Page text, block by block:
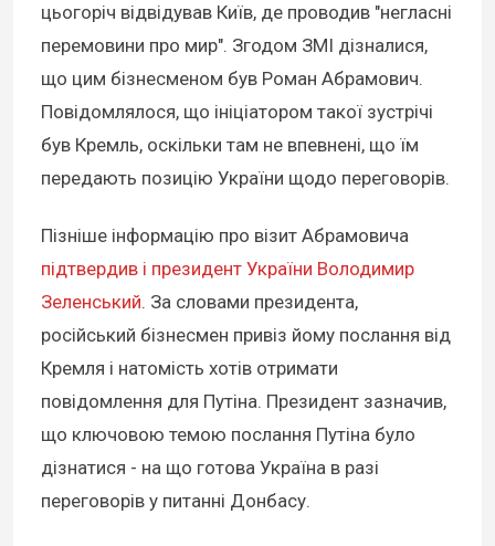
цьогоріч відвідував Київ, де проводив "негласні
перемовини про мир". Згодом ЗМІ дізналися,
що цим бізнесменом був Роман Абрамович.
Повідомлялося, що ініціатором такої зустрічі
був Кремль, оскільки там не впевнені, що їм
передають позицію України щодо переговорів.
Пізніше інформацію про візит Абрамовича
підтвердив і президент України Володимир
Зеленський. За словами президента,
російський бізнесмен привіз йому послання від
Кремля і натомість хотів отримати
повідомлення для Путіна. Президент зазначив,
що ключовою темою послання Путіна було
дізнатися - на що готова Україна в разі
переговорів у питанні Донбасу.